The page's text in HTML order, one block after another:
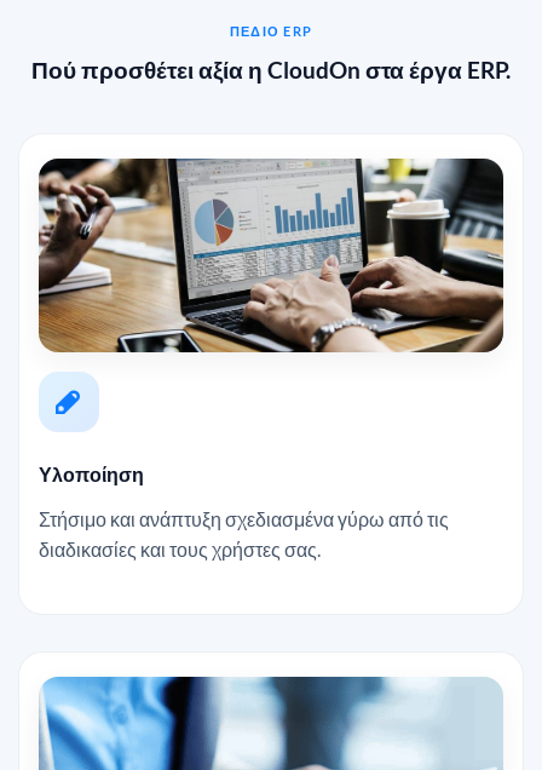
ΠΕΔΊΟ ERP
Πού προσθέτει αξία η CloudOn στα έργα ERP.
Υλοποίηση
Στήσιμο και ανάπτυξη σχεδιασμένα γύρω από τις
διαδικασίες και τους χρήστες σας.